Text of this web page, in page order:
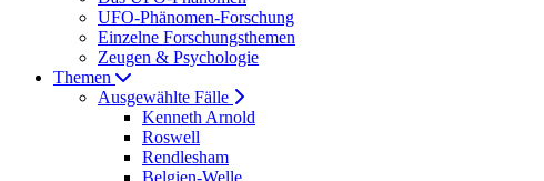
UFO-Phänomen-Forschung
Einzelne Forschungsthemen
Zeugen & Psychologie
Themen
Ausgewählte Fälle
Kenneth Arnold
Roswell
Rendlesham
Belgien-Welle